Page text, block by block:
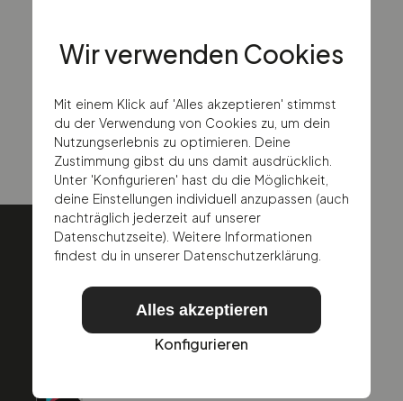
Schreibe uns eine E-Mail
Rufe uns an
Wir verwenden Cookies
Mit einem Klick auf 'Alles akzeptieren' stimmst
du der Verwendung von Cookies zu, um dein
Nutzungserlebnis zu optimieren. Deine
Zustimmung gibst du uns damit ausdrücklich.
Unter 'Konfigurieren' hast du die Möglichkeit,
deine Einstellungen individuell anzupassen (auch
nachträglich jederzeit auf unserer
Datenschutzseite). Weitere Informationen
findest du in unserer Datenschutzerklärung.
Alles akzeptieren
Konfigurieren